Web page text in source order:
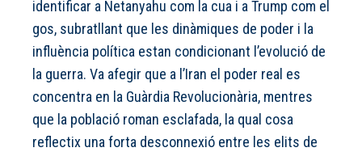
identificar a Netanyahu com la cua i a Trump com el
gos, subratllant que les dinàmiques de poder i la
influència política estan condicionant l’evolució de
la guerra. Va afegir que a l’Iran el poder real es
concentra en la Guàrdia Revolucionària, mentres
que la població roman esclafada, la qual cosa
reflectix una forta desconnexió entre les elits de